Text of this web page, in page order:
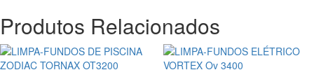
5480
IQ
Produtos Relacionados